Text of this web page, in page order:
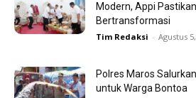
Modern, Appi
Bertransformasi
Tim Redaksi - Agustus
Polres Maros
untuk Warga Bontoa